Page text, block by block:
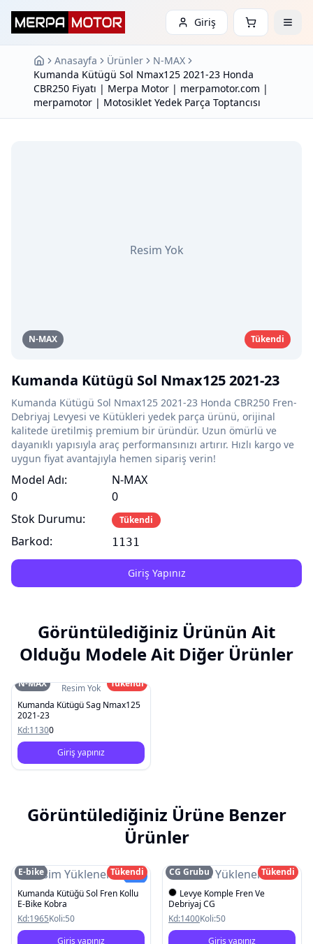
Giriş
Anasayfa Ürünler
N-MAX
Kumanda Kütügü Sol Nmax125 2021-23 Honda
CBR250 Fiyatı | Merpa Motor | merpamotor.com |
merpamotor | Motosiklet Yedek Parça Toptancısı
N-MAX Tükendi
Resim Yok
Kumanda Kütügü Sol Nmax125 2021-23
Kumanda Kütügü Sol Nmax125 2021-23 Honda CBR250 Fren-
Debriyaj Levyesi ve Kütükleri yedek parça ürünü, orijinal
kalitede üretilmiş premium bir üründür. Uzun ömürlü ve
dayanıklı yapısıyla araç performansınızı artırır. Hızlı kargo ve
uygun fiyat avantajıyla hemen sipariş verin!
Model Adı:
0
Stok Durumu:
Barkod:
N-MAX
0
Tükendi
1131
Giriş Yapınız
Görüntülediğiniz Ürünün Ait
Olduğu Modele Ait Diğer Ürünler
Resim Yok
N-MAX
Tükendi
Kumanda Kütügü Sag Nmax125
2021-23
Kd:11300
Giriş yapınız
Görüntülediğiniz Ürüne Benzer
Ürünler
Resim YüklenemediYeni
E-bike
Tükendi
Kumanda Kütüğü Sol Fren Kollu
E-Bike Kobra
Kd:1965Koli:50
Giriş yapınız
Resim Yüklenemedi
CG Grubu
Tükendi
Levye Komple Fren Ve
Debriyaj CG
Kd:1400Koli:50
Giriş yapınız